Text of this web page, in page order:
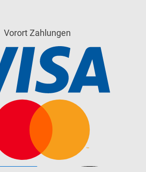
Vorort Zahlungen